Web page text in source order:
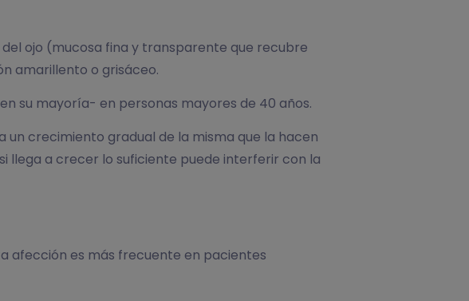
ojo (mucosa fina y transparente que recubre
amarillento o grisáceo.
su mayoría- en personas mayores de 40 años.
un crecimiento gradual de la misma que la hacen
llega a crecer lo suficiente puede interferir con la
afección es más frecuente en pacientes